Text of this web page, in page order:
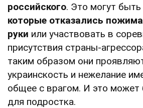
российского. Это могут быть
которые отказались
руки или участвовать в
присутствия страны-
таким образом они
украинскость и нежелание
общее с врагом. И это
для подростка.